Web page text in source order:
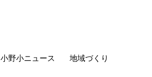
小野小ニュース 地域づくり